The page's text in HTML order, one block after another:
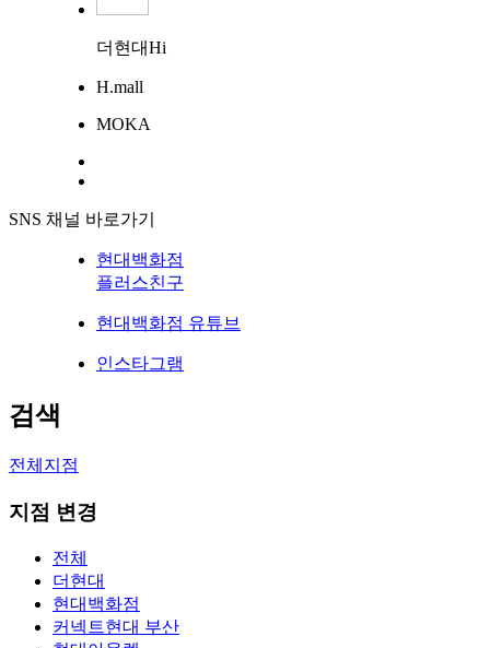
더현대Hi
H.mall
MOKA
SNS 채널 바로가기
현대백화점
플러스친구
현대백화점 유튜브
인스타그램
검색
전체지점
지점 변경
전체
더현대
현대백화점
커넥트현대 부산